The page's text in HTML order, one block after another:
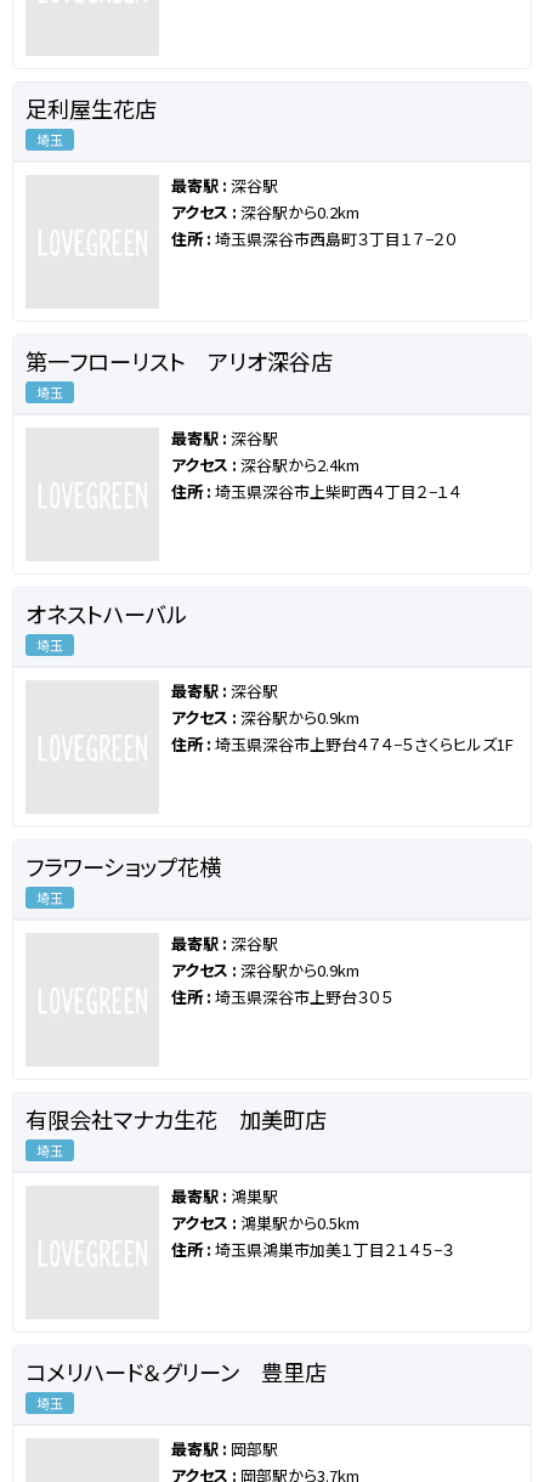
足利屋生花店
埼玉
最寄駅 : 深谷駅
アクセス : 深谷駅から0.2km
住所 : 埼玉県深谷市西島町３丁目１７−２０
第一フローリスト アリオ深谷店
埼玉
最寄駅 : 深谷駅
アクセス : 深谷駅から2.4km
住所 : 埼玉県深谷市上柴町西４丁目２−１４
オネストハーバル
埼玉
最寄駅 : 深谷駅
アクセス : 深谷駅から0.9km
住所 : 埼玉県深谷市上野台４７４−５さくらヒルズ1F
フラワーショップ花横
埼玉
最寄駅 : 深谷駅
アクセス : 深谷駅から0.9km
住所 : 埼玉県深谷市上野台３０５
有限会社マナカ生花 加美町店
埼玉
最寄駅 : 鴻巣駅
アクセス : 鴻巣駅から0.5km
住所 : 埼玉県鴻巣市加美１丁目２１４５−３
コメリハード＆グリーン 豊里店
埼玉
最寄駅 : 岡部駅
アクセス : 岡部駅から3.7km